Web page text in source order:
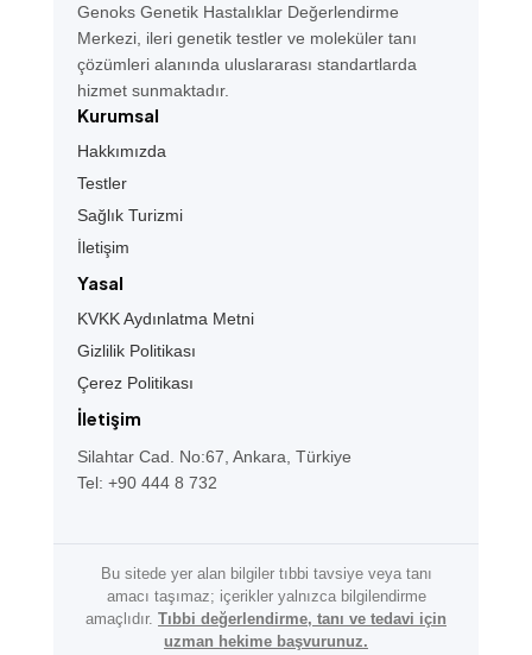
Genoks Genetik Hastalıklar Değerlendirme
Merkezi, ileri genetik testler ve moleküler tanı
çözümleri alanında uluslararası standartlarda
hizmet sunmaktadır.
Kurumsal
Hakkımızda
Testler
Sağlık Turizmi
İletişim
Yasal
KVKK Aydınlatma Metni
Gizlilik Politikası
Çerez Politikası
İletişim
Silahtar Cad. No:67, Ankara, Türkiye
Tel: +90 444 8 732
Bu sitede yer alan bilgiler tıbbi tavsiye veya tanı
amacı taşımaz; içerikler yalnızca bilgilendirme
amaçlıdır. Tıbbi değerlendirme, tanı ve tedavi için
uzman hekime başvurunuz.